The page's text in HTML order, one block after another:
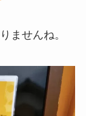
ませんね。